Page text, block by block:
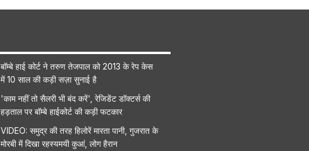
बॉम्बे हाई कोर्ट ने तरुण तेजपाल को 2013 के रेप केस
में 10 साल की कड़ी सज़ा सुनाई है
'काम नहीं तो सैलरी भी बंद करें', रेजिडेंट डॉक्टर्स की
हड़ताल पर बॉम्बे हाईकोर्ट की कड़ी फटकार
VIDEO: समुद्र की तरह हिलोरें मारता पानी, गुजरात के
मोरबी में दिखा रहस्यमयी कुआं, लोग हैरान